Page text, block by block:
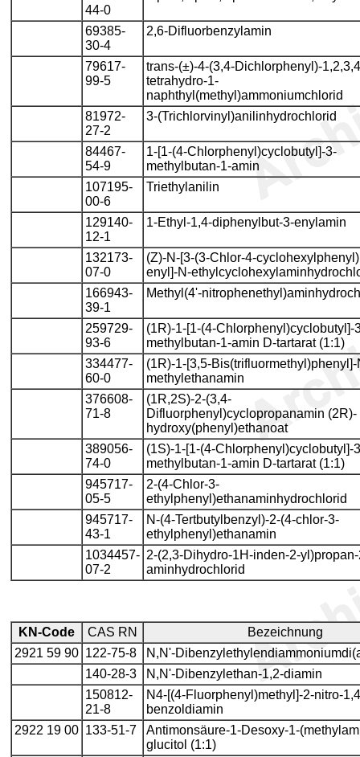
44-0
69385-
30-4
2,6-Difluorbenzylamin
79617-
99-5
trans-(±)-4-(3,4-Dichlorphenyl)-
tetrahydro-1-
naphthyl(methyl)ammoniumchlorid
81972-
27-2
3-(Trichlorvinyl)anilinhydrochlorid
84467-
54-9
1-[1-(4-Chlorphenyl)cyclobutyl]-3-
methylbutan-1-amin
107195-
00-6
Triethylanilin
129140-
12-1
1-Ethyl-1,4-diphenylbut-3-enylamin
132173-
07-0
(Z)-N-[3-(3-Chlor-4-
enyl]-N-
166943-
39-1
Methyl(4'-
259729-
93-6
(1R)-1-[1-(4-Chlorphenyl)cyclobutyl]-
methylbutan-1-amin D-tartarat (1:1)
334477-
60-0
(1R)-1-[3,5-Bis(trifluormethyl)phenyl]-
methylethanamin
376608-
71-8
(1R,2S)-2-(3,4-
Difluorphenyl)cyclopropanamin (2R)-
hydroxy(phenyl)ethanoat
389056-
74-0
(1S)-1-[1-(4-Chlorphenyl)cyclobutyl]-
methylbutan-1-amin D-tartarat (1:1)
945717-
05-5
2-(4-Chlor-3-
ethylphenyl)ethanaminhydrochlorid
945717-
43-1
N-(4-Tertbutylbenzyl)-2-(4-chlor-3-
ethylphenyl)ethanamin
1034457-
07-2
2-(2,3-Dihydro-1H-inden-2-
aminhydrochlorid
KN-Code CAS RN
Bezeichnung
2921 59 90 122-75-8
N,N'-
140-28-3
N,N'-Dibenzylethan-1,2-diamin
150812-
21-8
N4-[(4-Fluorphenyl)methyl]-2-nitro-
benzoldiamin
2922 19 00 133-51-7
Antimonsäure-1-Desoxy-1-
glucitol (1:1)